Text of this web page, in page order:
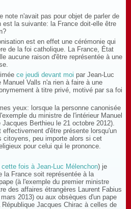
note n'avait pas pour objet de parler de
la suivante: la France doit-elle être
est en effet une cérémonie qui
de la foi catholique. La France, État
aucune raison d'être représentée à une
ce jeudi devant moi par Jean-Luc
Valls n'a rien à faire à une
à titre privé, motivé par sa foi
yeux: lorsque la personne canonisée
du ministre de l'intérieur Manuel
Jacques Berthieu le 21 octobre 2012).
d'être présente lorsqu'un
citoyens, peu importe alors si cet
pour celui qui le prononce.
fois à Jean-Luc Mélenchon) je
la France soit représentée à la
(à l'exemple du premier ministre
des affaires étrangères Laurent Fabius
2013) ou aux obsèques d'un pape
Jacques Chirac à celles de